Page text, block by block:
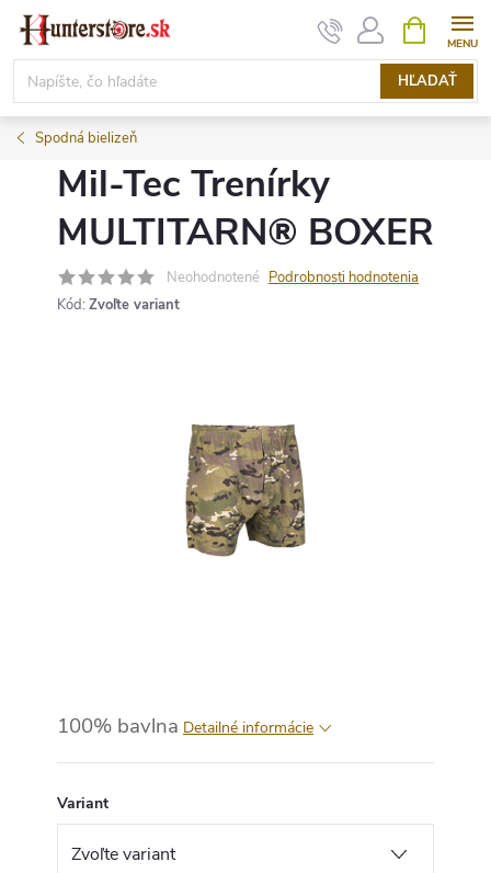
Prejsť
obsah
HĽADAŤ
KOŠÍK
Spodná bielizeň
Mil-Tec Trenírky
MULTITARN® BOXER
Neohodnotené Podrobnosti hodnotenia
Kód: Zvoľte variant
100% bavlna Detailné informácie
Variant